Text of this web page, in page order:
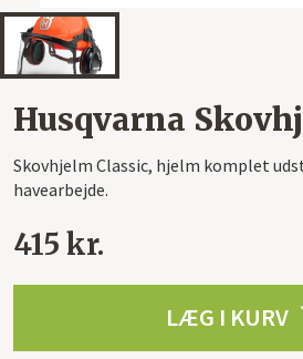
Husqvarna
Skovhjelm Classic, hjelm komplet
havearbejde.
415 kr.
LÆG I KURV